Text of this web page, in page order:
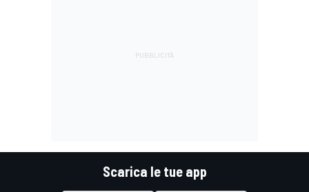
Scarica le tue app